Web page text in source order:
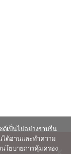
ต์เป็นไปอย่างราบรื่น
ได้อ่านและทำความ
โยบายการคุ้มครอง